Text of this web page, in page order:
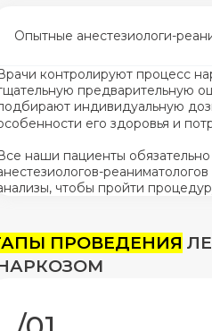
Опытные анестезиологи-
контролируют процесс
предварительную
индивидуальную
его здоровья и
наши пациенты
чтобы пройти
ПРОВЕДЕНИЯ